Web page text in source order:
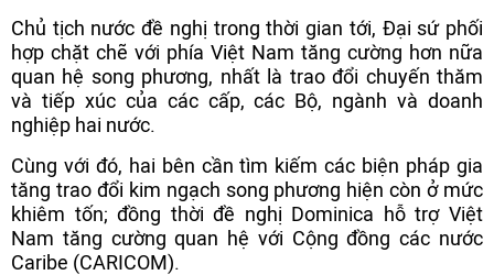
Chủ tịch nước đề nghị trong thời gian tới, Đại sứ phối
hợp chặt chẽ với phía Việt Nam tăng cường hơn nữa
quan hệ song phương, nhất là trao đổi chuyến thăm
và tiếp xúc của các cấp, các Bộ, ngành và doanh
nghiệp hai nước.
Cùng với đó, hai bên cần tìm kiếm các biện pháp gia
tăng trao đổi kim ngạch song phương hiện còn ở mức
khiêm tốn; đồng thời đề nghị Dominica hỗ trợ Việt
Nam tăng cường quan hệ với Cộng đồng các nước
Caribe (CARICOM).